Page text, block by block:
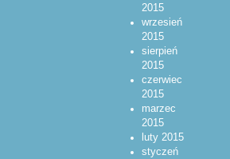
2015
wrzesień
2015
sierpień
2015
czerwiec
2015
marzec
2015
luty 2015
styczeń